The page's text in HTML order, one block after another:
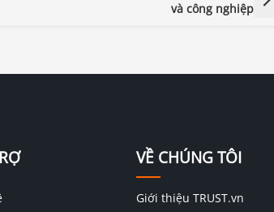
và công nghiệp
VỀ CHÚNG TÔI
Giới thiệu TRUST.vn